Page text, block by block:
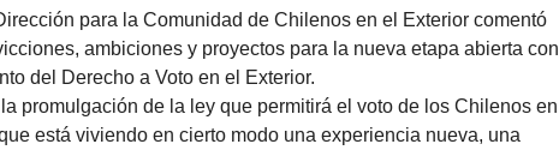
para la Comunidad de Chilenos en el Exterior comentó
ambiciones y proyectos para la nueva etapa abierta con
del Derecho a Voto en el Exterior.
promulgación de la ley que permitirá el voto de los Chilenos en
está viviendo en cierto modo una experiencia nueva, una